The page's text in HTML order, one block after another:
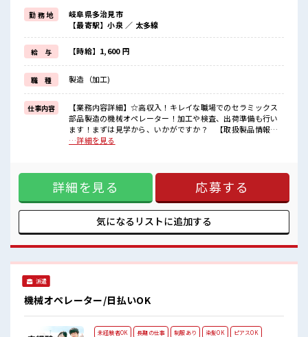
≪残業で稼げる≫
高収入を希望される方にオススメ。
残業は月20時間以上あります♪
≪ラクラク制服アリ≫
制服があるので、
毎日の服装の悩み解消♪
≪自分に合った期間で働ける≫
福利厚生が整った派遣のお仕事です！
■職場の雰囲気
20代が多数活躍中！
社会人経験が浅くてもOK！
ここから経験積んでいきましょ！
安心してお仕事に集中♪
勤 務 地
岐阜県多治見市
【最寄駅】小泉 ／ 太多線
給 与 【時給】1,600 円
職 種 製造（加工)
仕事内容
【業務内容詳細】☆高収入！キレイな職場でのセラミックス
部品製造の機械オペレーター！加工や検査、出荷準備も行い
ます！まずは見学から、いかがですか？ 【取扱製品情報】
セラミック電子部品製造 ■お仕事PR ≪経験を活かせる≫ これ
収入を希望される方にオススメ。 残業は月20時間以上ありま
す♪ ≪ラクラク制服アリ≫ 制服があるので、 毎日の服装の悩
み解消♪ ≪自分に合った期間で働ける≫ 福利厚生が整った派
遣のお仕事です！ ■職場の雰囲気 20代が多数活躍中！ 社会人
経験が浅くてもOK！ ここから経験積んでいきましょ！ 休憩
室完備でランチや休憩も充実しそう♪ ロッカーあり！ 安心し
…詳細を見る
詳細を見る 応募する
気になるリストに追加する
派遣
機械オペレーター/日払いOK
未経験者OK 長期の仕事 制服あり 染髪OK ピアスOK